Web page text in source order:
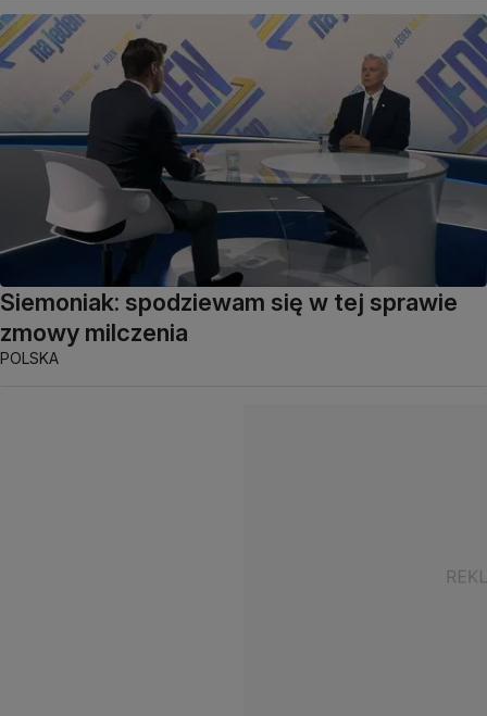
Siemoniak: spodziewam się w tej sprawie
zmowy milczenia
POLSKA